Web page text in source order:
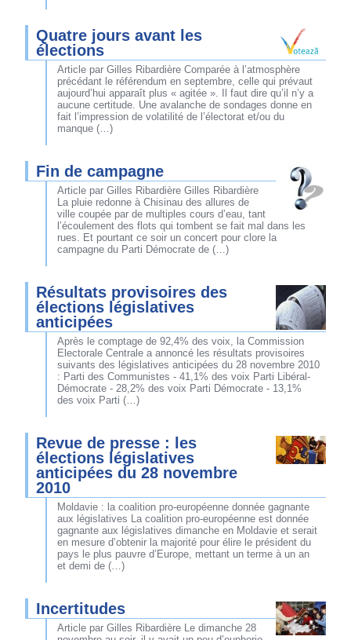
Quatre jours avant les
élections
Article par Gilles Ribardière Comparée à l’atmosphère
précédant le référendum en septembre, celle qui prévaut
aujourd’hui apparaît plus « agitée ». Il faut dire qu’il n’y a
aucune certitude. Une avalanche de sondages donne en
fait l’impression de volatilité de l’électorat et/ou du
manque (…)
Fin de campagne
Article par Gilles Ribardière Gilles Ribardière
La pluie redonne à Chisinau des allures de
ville coupée par de multiples cours d’eau, tant
l’écoulement des flots qui tombent se fait mal dans les
rues. Et pourtant ce soir un concert pour clore la
campagne du Parti Démocrate de (…)
Résultats provisoires des
élections législatives
anticipées
Après le comptage de 92,4% des voix, la Commission
Electorale Centrale a annoncé les résultats provisoires
suivants des législatives anticipées du 28 novembre 2010
: Parti des Communistes - 41,1% des voix Parti Libéral-
Démocrate - 28,2% des voix Parti Démocrate - 13,1%
des voix Parti (…)
Revue de presse : les
élections législatives
anticipées du 28 novembre
2010
Moldavie : la coalition pro-européenne donnée gagnante
aux législatives La coalition pro-européenne est donnée
gagnante aux législatives dimanche en Moldavie et serait
en mesure d’obtenir la majorité pour élire le président du
pays le plus pauvre d’Europe, mettant un terme à un an
et demi de (…)
Incertitudes
Article par Gilles Ribardière Le dimanche 28